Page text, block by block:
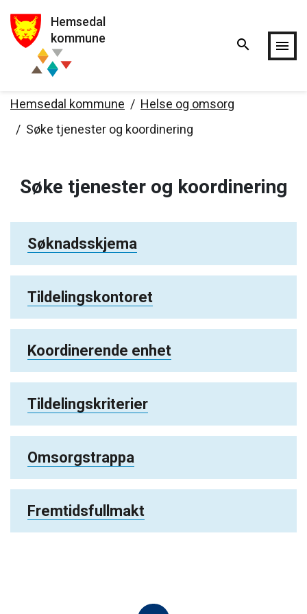
Hopp til hovedinnholdet
Hemsedal
kommune
search menu
Hemsedal kommune
Helse og omsorg
Søke tjenester og koordinering
Søke tjenester og koordinering
Søknadsskjema
Tildelingskontoret
Koordinerende enhet
Tildelingskriterier
Omsorgstrappa
Fremtidsfullmakt